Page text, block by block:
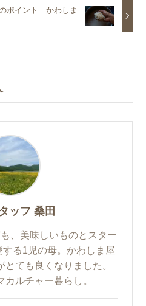
ポイント｜かわしま
ッフ 桑田
、美味しいものとスター
る1児の母。かわしま屋
ても良くなりました。
ルチャー暮らし。